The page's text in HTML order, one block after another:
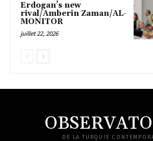
Erdogan’s new
rival/Amberin Zaman/AL-
MONITOR
juillet 22, 2026
DE LA TURQUIE